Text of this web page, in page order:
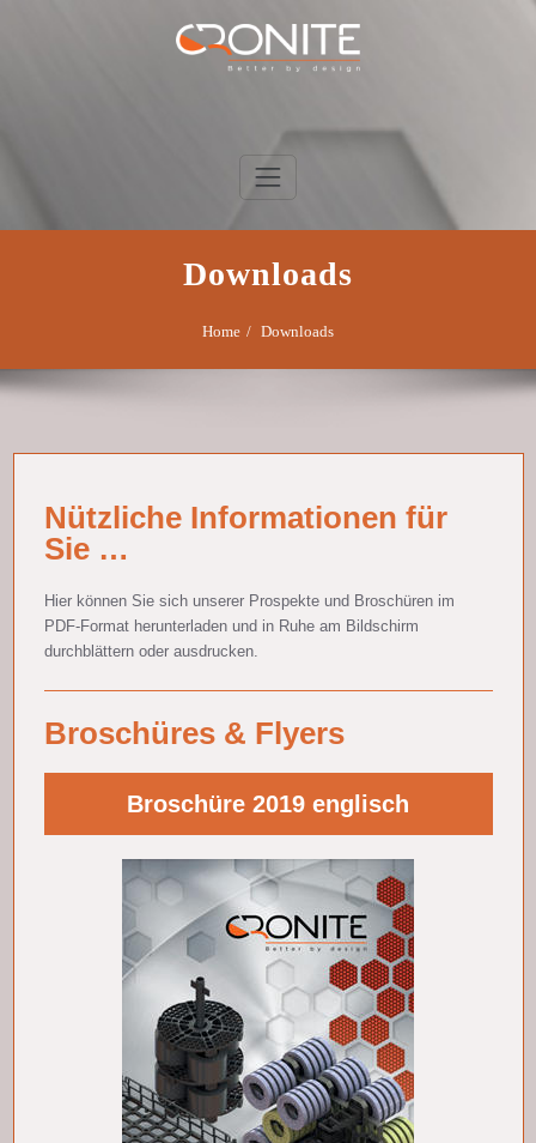
Downloads
Home Downloads
Nützliche Informationen für
Sie …
Hier können Sie sich unserer Prospekte und Broschüren im
PDF-Format herunterladen und in Ruhe am Bildschirm
durchblättern oder ausdrucken.
Broschüres & Flyers
Broschüre 2019 englisch